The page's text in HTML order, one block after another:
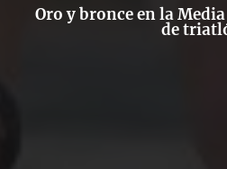
Oro y bronce en la
de